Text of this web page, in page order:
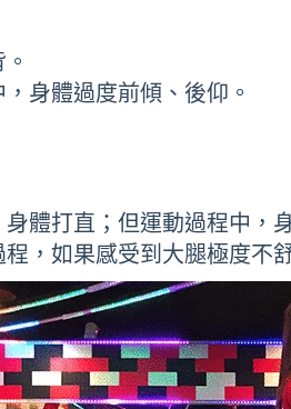
身體過度前傾、後仰。
身體打直；但運動過程中，
，如果感受到大腿極度不